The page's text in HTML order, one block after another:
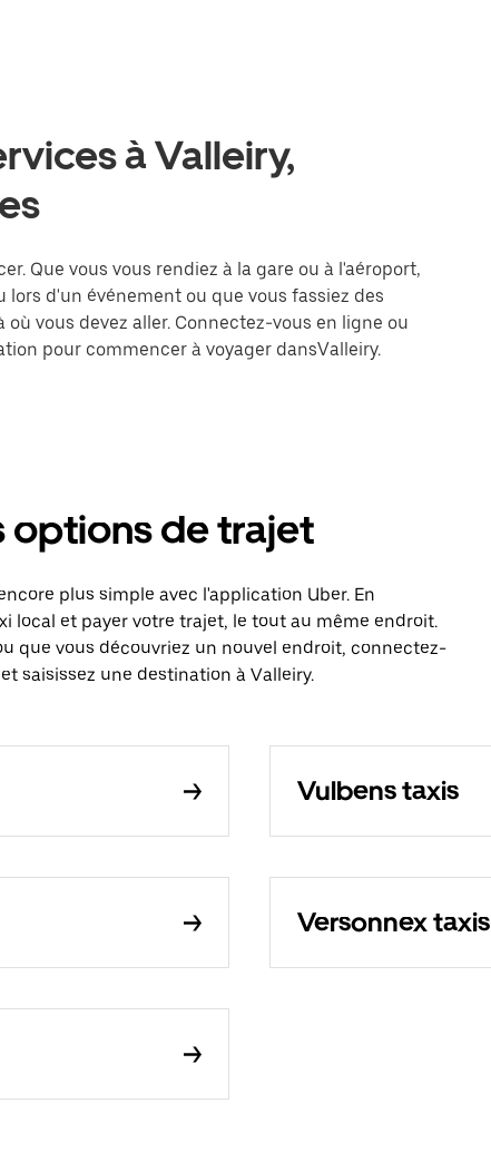
à Valleiry,
Que vous vous rendiez à la gare ou à l'aéroport,
d'un événement ou que vous fassiez des
vous devez aller. Connectez-vous en ligne ou
pour commencer à voyager dansValleiry.
options de trajet
plus simple avec l'application Uber. En
local et payer votre trajet, le tout au même endroit.
que vous découvriez un nouvel endroit, connectez-
saisissez une destination à Valleiry.
Vulbens taxis
Versonnex taxis